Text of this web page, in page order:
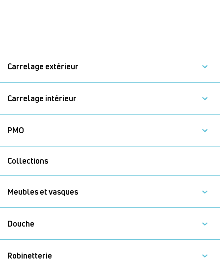
Carrelage extérieur
Carrelage intérieur
PMO
Collections
Meubles et vasques
Douche
Robinetterie